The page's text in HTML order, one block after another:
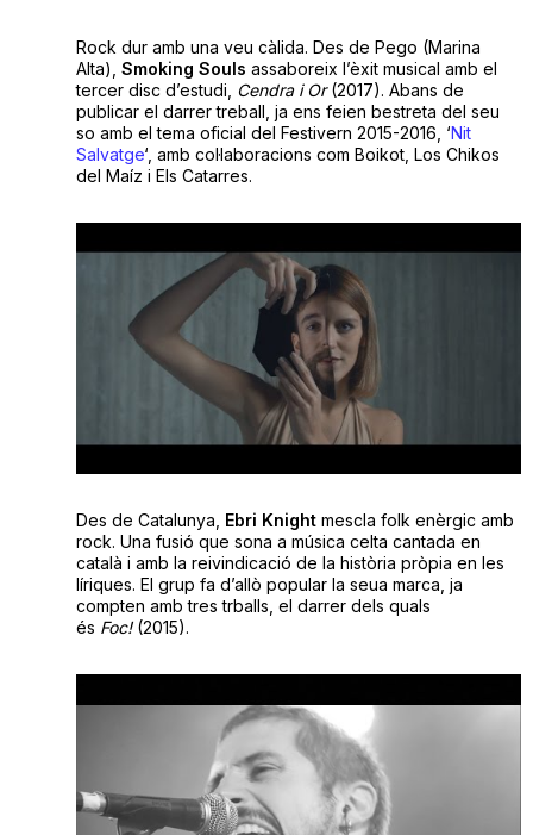
Rock dur amb una veu càlida. Des de Pego (Marina
Alta), Smoking Souls assaboreix l’èxit musical amb el
tercer disc d’estudi, Cendra i Or(2017). Abans de
publicar el darrer treball, ja ens feien bestreta del seu
so amb el tema oficial del Festivern 2015-2016, ‘Nit
Salvatge‘, amb col·laboracions com Boikot, Los Chikos
del Maíz i Els Catarres.
Des de Catalunya, Ebri Knightmescla folk enèrgic amb
rock. Una fusió que sona a música celta cantada en
català i amb la reivindicació de la història pròpia en les
líriques. El grup fa d’allò popular la seua marca, ja
compten amb tres trballs, el darrer dels quals
és Foc! (2015).